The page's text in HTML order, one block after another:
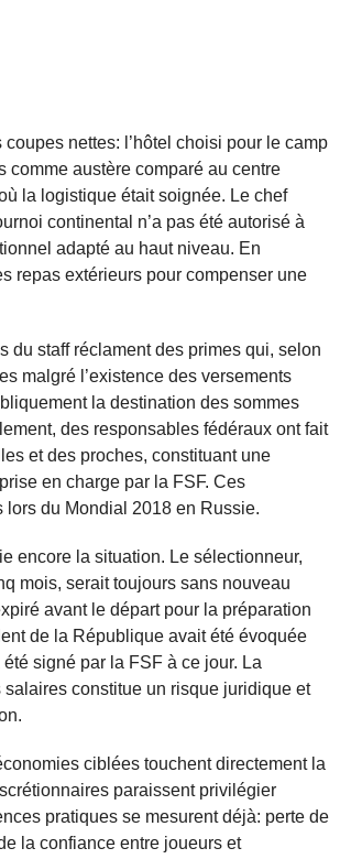
nettes: l’hôtel choisi pour le camp
comme austère comparé au centre
la logistique était soignée. Le chef
continental n’a pas été autorisé à
adapté au haut niveau. En
repas extérieurs pour compenser une
du staff réclament des primes qui, selon
malgré l’existence des versements
la destination des sommes
des responsables fédéraux ont fait
et des proches, constituant une
en charge par la FSF. Ces
du Mondial 2018 en Russie.
encore la situation. Le sélectionneur,
mois, serait toujours sans nouveau
avant le départ pour la préparation
de la République avait été évoquée
signé par la FSF à ce jour. La
constitue un risque juridique et
ciblées touchent directement la
paraissent privilégier
pratiques se mesurent déjà: perte de
la confiance entre joueurs et